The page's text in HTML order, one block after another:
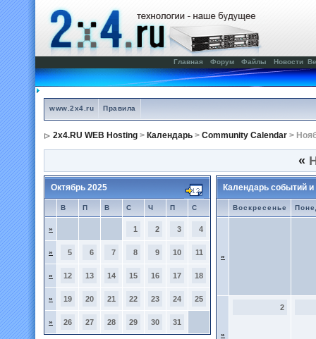
Главная Форум Файлы Новости
www.2x4.ru Правила
2x4.RU WEB Hosting > Календарь > Community Calendar >
«
Октябрь 2025
В П В С Ч П С
» 1 2 3 4
» 5 6 7 8 9 10 11
» 12 13 14 15 16 17 18
» 19 20 21 22 23 24 25
» 26 27 28 29 30 31
Календарь событий
Воскресенье
»
»
2